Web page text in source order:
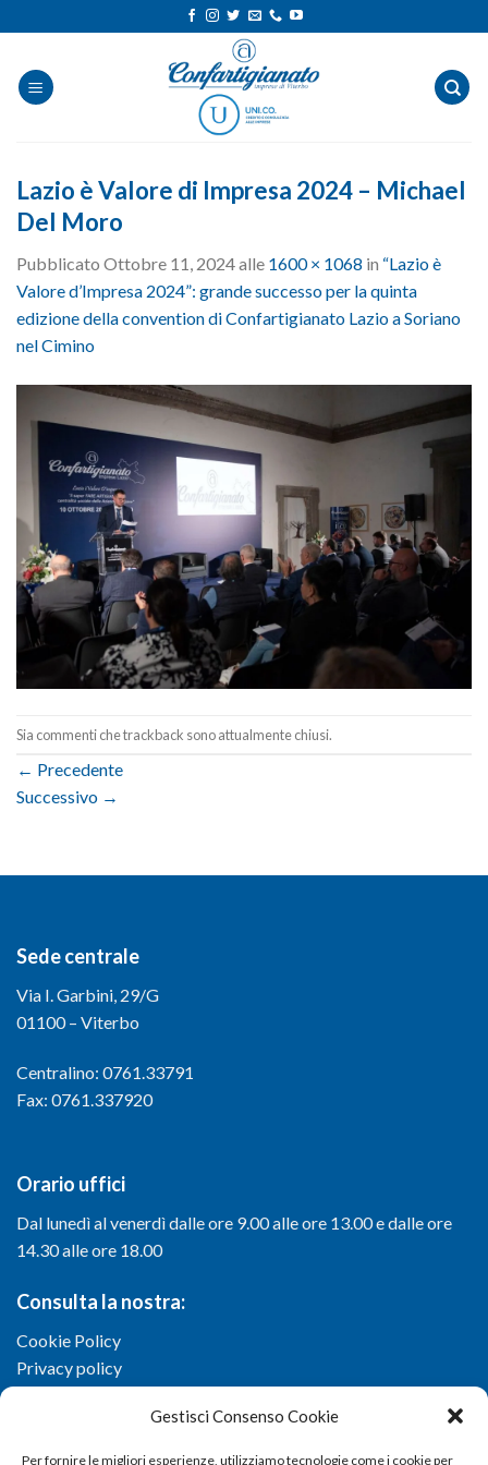
Gestisci Consenso Cookie
Per fornire le migliori esperienze, utilizziamo tecnologie come i cookie per
ai
contenuti
Lazio è Valore di Impresa 2024 – Michael
Del Moro
Pubblicato Ottobre 11, 2024alle 1600 × 1068 in “Lazio è
Valore d’Impresa 2024”: grande successo per la quinta
edizione della convention di Confartigianato Lazio a Soriano
nel Cimino
Sia commenti che trackback sono attualmente chiusi.
← Precedente
Successivo →
Sede centrale
Via I. Garbini, 29/G
01100 – Viterbo
Centralino: 0761.33791
Fax: 0761.337920
Orario uffici
Dal lunedì al venerdì dalle ore 9.00 alle ore 13.00 e dalle ore
14.30 alle ore 18.00
Consulta la nostra:
Cookie Policy
Privacy policy